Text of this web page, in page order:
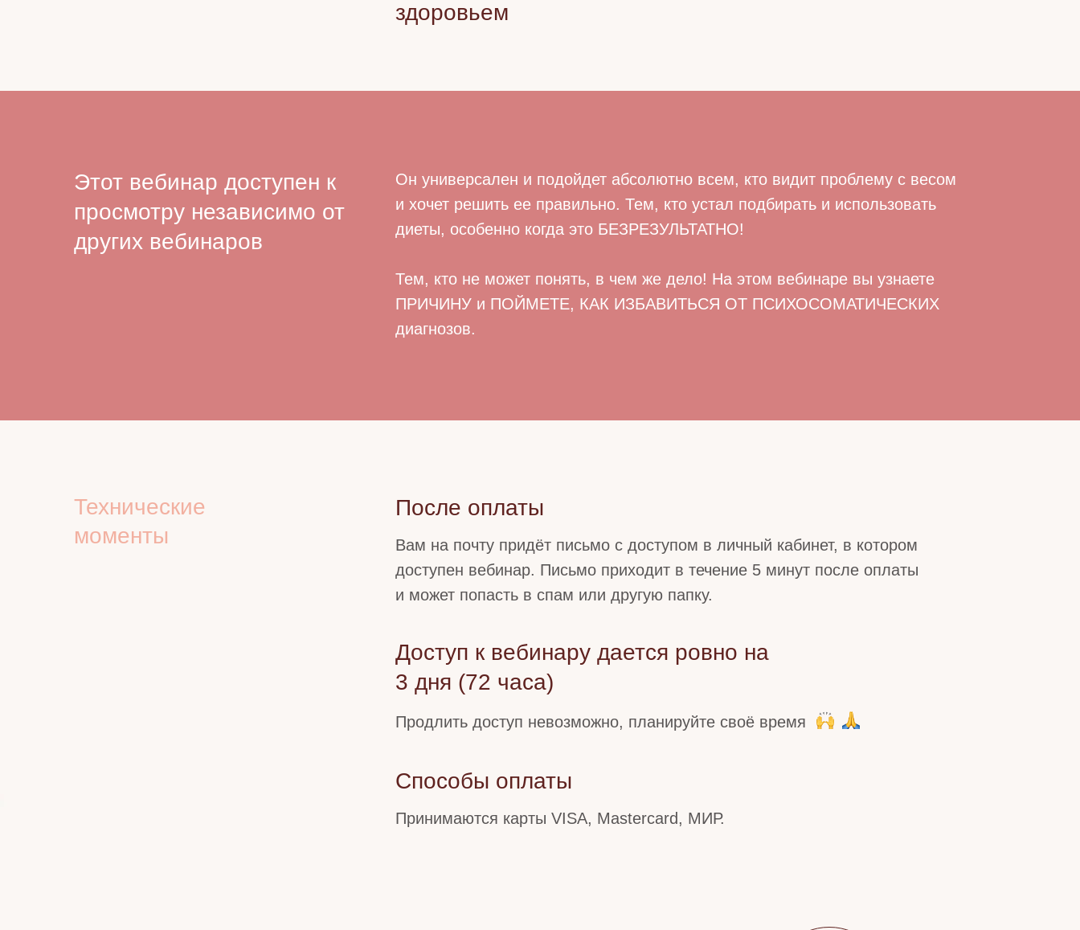
здоровьем
Он универсален и подойдет абсолютно всем, кто видит проблему с весом
и хочет решить ее правильно. Тем, кто устал подбирать и использовать
диеты, особенно когда это БЕЗРЕЗУЛЬТАТНО!
Тем, кто не может понять, в чем же дело! На этом вебинаре вы узнаете
ПРИЧИНУ и ПОЙМЕТЕ, КАК ИЗБАВИТЬСЯ ОТ ПСИХОСОМАТИЧЕСКИХ
диагнозов.
Этот вебинар доступен к
просмотру независимо от
других вебинаров
Технические
моменты
Вам на почту придёт письмо с доступом в личный кабинет, в котором
доступен вебинар. Письмо приходит в течение 5 минут после оплаты
и может попасть в спам или другую папку.
После оплаты
Доступ к вебинару дается ровно на
3 дня (72 часа)
Способы оплаты
Принимаются карты VISA, Mastercard, МИР.
Продлить доступ невозможно, планируйте своё время